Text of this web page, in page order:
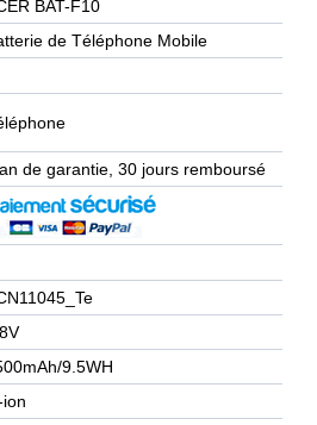
BAT-F10
de Téléphone Mobile
de garantie, 30 jours remboursé
9.5WH
ion